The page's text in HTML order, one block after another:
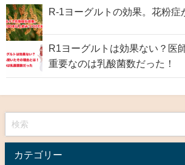
R-1ヨーグルトの効果。花粉症
R1ヨーグルトは効果ない？医
重要なのは乳酸菌数だった！
カテゴリー